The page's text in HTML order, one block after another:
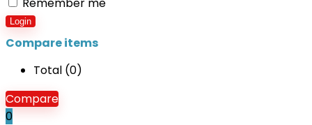
Login
Compare items
Total (0)
Compare
0